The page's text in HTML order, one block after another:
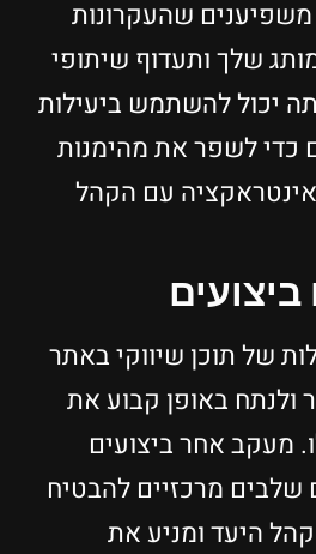
שהעקרונות
שלך ותעדוף שיתופי
יכול להשתמש ביעילות
כדי לשפר את מהימנות
אינטראקציה עם הקהל
ביצועים
של תוכן שיווקי באתר
ולנתח באופן קבוע את
מעקב אחר ביצועים
שלבים מרכזיים להבטיח
היעד ומניע את